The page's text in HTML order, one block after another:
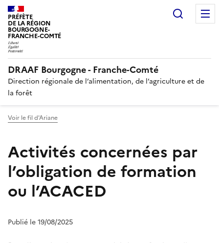
PRÉFÈTE
DE LA RÉGION
BOURGOGNE-
FRANCHE-COMTÉ
DRAAF Bourgogne - Franche-Comté
Direction régionale de l’alimentation, de l’agriculture et de
la forêt
Voir le fil d'Ariane
Activités concernées par
l’obligation de formation
ou l’ACACED
Publié le 19/08/2025